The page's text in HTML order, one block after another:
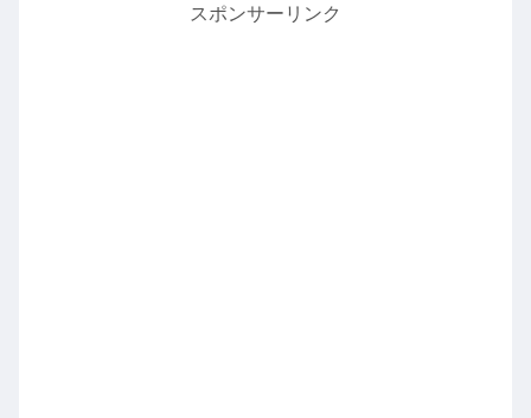
スポンサーリンク